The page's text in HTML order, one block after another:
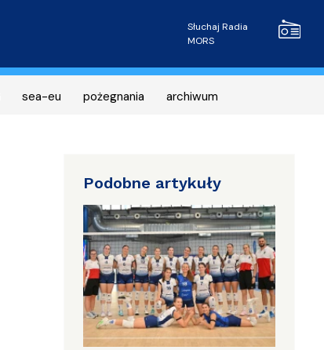
Radio
Słuchaj Radia
MORS
sea-eu pożegnania archiwum
Podobne artykuły